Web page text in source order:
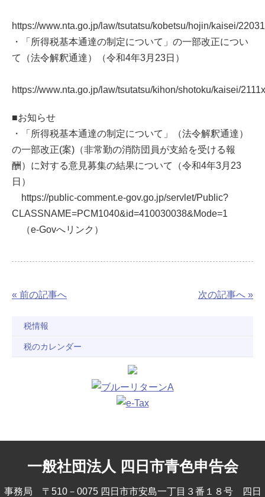
https://www.nta.go.jp/law/tsutatsu/kobetsu/hojin/kaisei/
・「所得税基本通達の制定について」の一部改正につい
て（法令解釈通達）（令和4年3月23日）
https://www.nta.go.jp/law/tsutatsu/kihon/shotoku/kaisei/
■お知らせ
・「所得税基本通達の制定について」（法令解釈通達）
の一部改正(案)（非常勤の消防団員が支給を受ける報
酬）に対する意見募集の結果について（令和4年3月23
日）
https://public-comment.e-gov.go.jp/servlet/Public?
CLASSNAME=PCM1040&id=410030038&Mode=1
（e-Govへリンク）
« 前の記事へ 次の記事へ »
税情報
税のカレンダー
一般社団法人 四日市青色申告会
事務局 〒510－0075 四日市市安島一丁目３番１８号 四日